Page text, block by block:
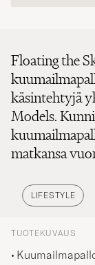
Floating the
käsintehtyjä
Models.
matkansa
LIFESTYLE
TUOTEKUVAUS